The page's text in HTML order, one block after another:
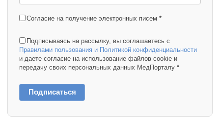
Согласие на получение электронных писем *
Подписываясь на рассылку, вы соглашаетесь с
Правилами пользования и Политикой конфиденциальности
и даете согласие на использование файлов cookie и
передачу своих персональных данных МедПорталу *
Подписаться